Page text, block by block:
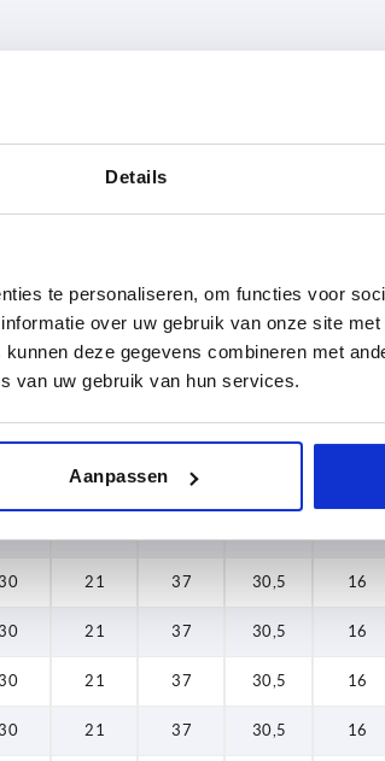
Details
te personaliseren, om functies voor
over uw gebruik van onze site
deze gegevens combineren met
van uw gebruik van hun services.
Aanpassen
tussenpozen
word je geïnformeerd
4-20 dagen
21 37
21 37 30,5 16
21 37 30,5 16
21 37 30,5 16
21 37 30,5 16